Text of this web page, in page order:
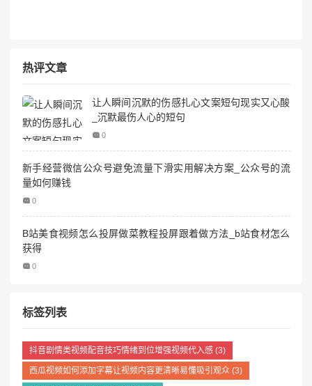
热评文章
让人瞬间沉默的伤感扎心文案短句现实又心酸
_沉默最伤人心的短句
0
新手经营微信公众号避免流量下滑实用解决方案_公众号的流
量如何赚钱
0
B站美食视频怎么投屏做菜教程投屏跟着做方法_b站食材怎么
获得
0
标签列表
抖音剧情类视频配音技巧情绪到位增强视频代入感(3)
西瓜视频如何添加字幕让视频内容更清晰易懂吸引观众(3)